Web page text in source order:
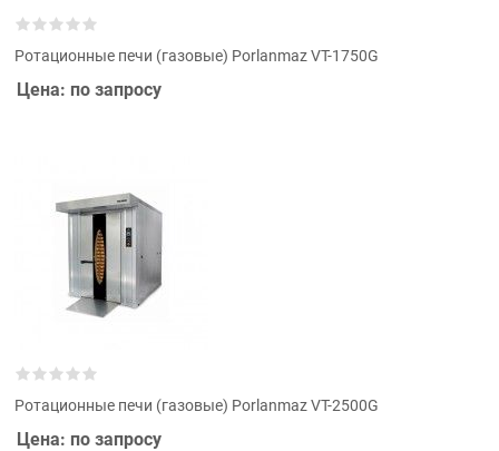
Ротационные печи (газовые) Porlanmaz VT-1750G
Цена: по запросу
Ротационные печи (газовые) Porlanmaz VT-2500G
Цена: по запросу